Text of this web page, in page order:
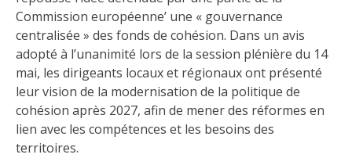
Commission européenne’ une « gouvernance
centralisée » des fonds de cohésion. Dans un avis
adopté à l’unanimité lors de la session plénière du 14
mai, les dirigeants locaux et régionaux ont présenté
leur vision de la modernisation de la politique de
cohésion après 2027, afin de mener des réformes en
lien avec les compétences et les besoins des
territoires.